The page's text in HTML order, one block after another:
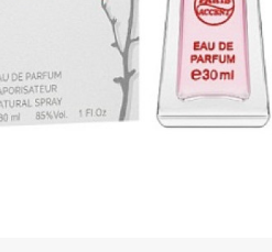
Мука и отруби
Подарочные
наборы